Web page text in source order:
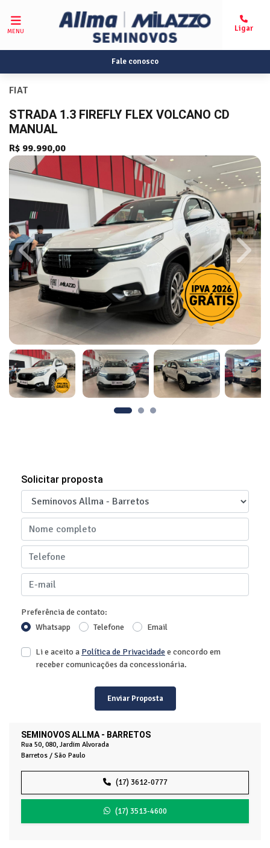
MENU
Fale conosco
FIAT
STRADA 1.3 FIREFLY FLEX VOLCANO CD
MANUAL
R$ 99.990,00
Previous Next
SEMINOVOS ALLMA - BARRETOS
Rua 50, 080, Jardim Alvorada
Barretos / São Paulo
(17) 3612-0777
(17) 3513-4600
Solicitar proposta
Preferência de contato:
Whatsapp
Telefone Email
Li e aceito a Política de Privacidadee concordo em
receber comunicações da concessionária.
Enviar Proposta